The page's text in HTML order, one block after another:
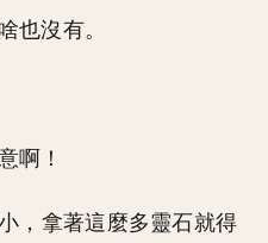
也沒有。
啊！
，拿著這麼多靈石就得